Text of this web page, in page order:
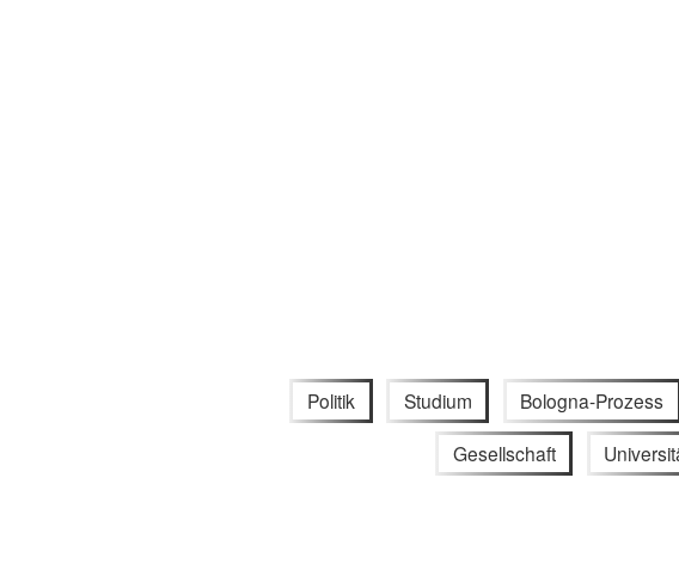
Politik Studium Bologna-Prozess
Gesellschaft